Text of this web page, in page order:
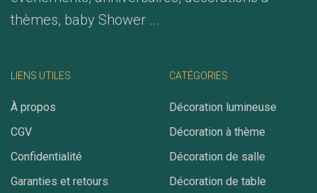
thèmes, baby Shower ...
LIENS UTILES
À propos
CGV
Confidentialité
Garanties et retours
CATÉGORIES
Décoration lumineuse
Décoration à thème
Décoration de salle
Décoration de table